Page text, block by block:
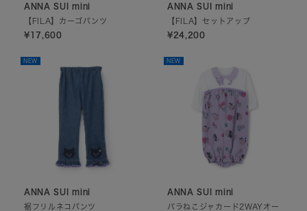
ANNA SUI mini
【FILA】カーゴパンツ
¥17,600
ANNA SUI mini
【FILA】セットアップ
¥24,200
NEW
ANNA SUI mini
裾フリルネコパンツ
NEW
ANNA SUI mini
バラねこジャカード2WAYオー